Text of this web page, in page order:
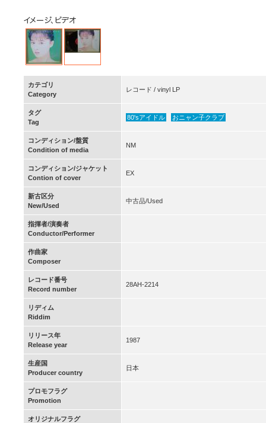
カテゴリ
Category
レコード / vinyl LP
タグ
Tag
80'sアイドル おニャン子クラブ
コンディション/盤質
Condition of media
NM
コンディション/ジャケット
Contion of cover
EX
新古区分
New/Used
中古品/Used
指揮者/演奏者
Conductor/Performer
作曲家
Composer
レコード番号
Record number
28AH-2214
リディム
Riddim
リリース年
Release year
1987
生産国
Producer country
日本
プロモフラグ
Promotion
オリジナルフラグ